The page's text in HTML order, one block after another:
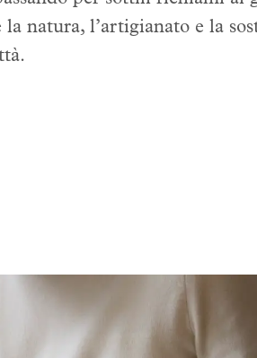
natura, l’artigianato e la